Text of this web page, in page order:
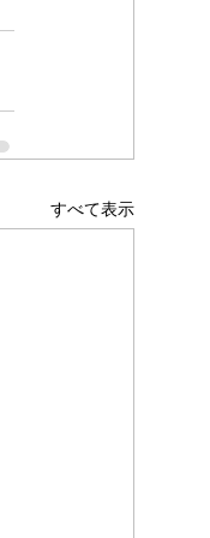
すべて表示